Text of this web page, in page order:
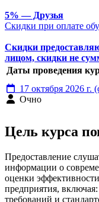
5% — Друзья
Скидки при оплате
Скидки
лицом, скидки не
Даты проведения
17 октября 2026 г.
Очно
Цель курса
Предоставление
информации о
оценки
предприятия,
требований и